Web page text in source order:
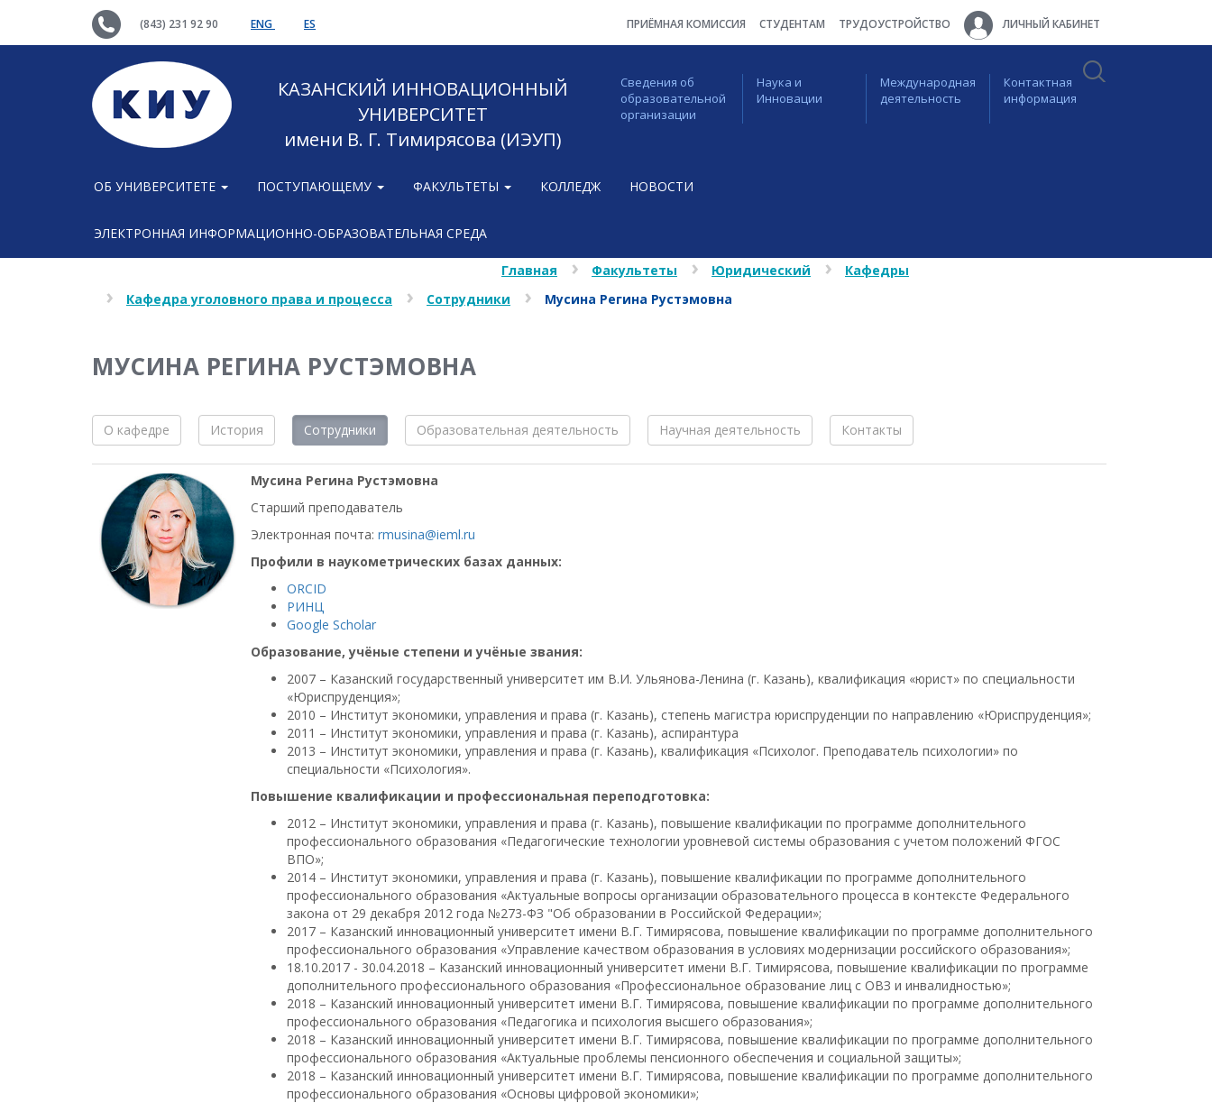
(843) 231 92 90 ENG ES ПРИЁМНАЯ КОМИССИЯ СТУДЕНТАМ ТРУДОУСТРОЙСТВО ЛИЧНЫЙ КАБИНЕТ
КАЗАНСКИЙ ИННОВАЦИОННЫЙ
УНИВЕРСИТЕТ
имени В. Г. Тимирясова (ИЭУП)
Сведения об
образовательной
организации
Наука и
Инновации
Международная
деятельность
Контактная
информация
ОБ УНИВЕРСИТЕТЕ ПОСТУПАЮЩЕМУ ФАКУЛЬТЕТЫ КОЛЛЕДЖ НОВОСТИ
ЭЛЕКТРОННАЯ ИНФОРМАЦИОННО-ОБРАЗОВАТЕЛЬНАЯ СРЕДА
Главная Факультеты Юридический
Кафедры
Кафедра уголовного права и процесса
Сотрудники Мусина Регина Рустэмовна
МУСИНА РЕГИНА РУСТЭМОВНА
О кафедре История Сотрудники Образовательная деятельность Научная деятельность Контакты
Мусина Регина Рустэмовна
Старший преподаватель
Электронная почта: rmusina@ieml.ru
Профили в наукометрических базах данных:
ORCID
РИНЦ
Google Scholar
Образование, учёные степени и учёные звания:
2007 – Казанский государственный университет им В.И. Ульянова-Ленина (г. Казань), квалификация «юрист» по специальности
«Юриспруденция»;
2010 – Институт экономики, управления и права (г. Казань), степень магистра юриспруденции по направлению «Юриспруденция»;
2011 – Институт экономики, управления и права (г. Казань), аспирантура
2013 – Институт экономики, управления и права (г. Казань), квалификация «Психолог. Преподаватель психологии» по
специальности «Психология».
Повышение квалификации и профессиональная переподготовка:
2012 – Институт экономики, управления и права (г. Казань), повышение квалификации по программе дополнительного
профессионального образования «Педагогические технологии уровневой системы образования с учетом положений ФГОС
ВПО»;
2014 – Институт экономики, управления и права (г. Казань), повышение квалификации по программе дополнительного
профессионального образования «Актуальные вопросы организации образовательного процесса в контексте Федерального
закона от 29 декабря 2012 года №273-ФЗ "Об образовании в Российской Федерации»;
2017 – Казанский инновационный университет имени В.Г. Тимирясова, повышение квалификации по программе дополнительного
профессионального образования «Управление качеством образования в условиях модернизации российского образования»;
18.10.2017 - 30.04.2018 – Казанский инновационный университет имени В.Г. Тимирясова, повышение квалификации по программе
дополнительного профессионального образования «Профессиональное образование лиц с ОВЗ и инвалидностью»;
2018 – Казанский инновационный университет имени В.Г. Тимирясова, повышение квалификации по программе дополнительного
профессионального образования «Педагогика и психология высшего образования»;
2018 – Казанский инновационный университет имени В.Г. Тимирясова, повышение квалификации по программе дополнительного
профессионального образования «Актуальные проблемы пенсионного обеспечения и социальной защиты»;
2018 – Казанский инновационный университет имени В.Г. Тимирясова, повышение квалификации по программе дополнительного
профессионального образования «Основы цифровой экономики»;